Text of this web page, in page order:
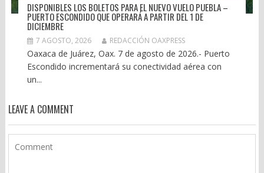
DISPONIBLES LOS BOLETOS PARA EL NUEVO VUELO PUEBLA –
PUERTO ESCONDIDO QUE OPERARÁ A PARTIR DEL 1 DE
DICIEMBRE
7 AGOSTO, 2026 REDACCIÓN OAXPRESS
Oaxaca de Juárez, Oax. 7 de agosto de 2026.- Puerto
Escondido incrementará su conectividad aérea con
un...
LEAVE A COMMENT